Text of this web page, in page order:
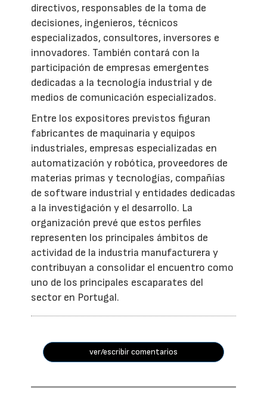
directivos, responsables de la toma de
decisiones, ingenieros, técnicos
especializados, consultores, inversores e
innovadores. También contará con la
participación de empresas emergentes
dedicadas a la tecnología industrial y de
medios de comunicación especializados.
Entre los expositores previstos figuran
fabricantes de maquinaria y equipos
industriales, empresas especializadas en
automatización y robótica, proveedores de
materias primas y tecnologías, compañías
de software industrial y entidades dedicadas
a la investigación y el desarrollo. La
organización prevé que estos perfiles
representen los principales ámbitos de
actividad de la industria manufacturera y
contribuyan a consolidar el encuentro como
uno de los principales escaparates del
sector en Portugal.
ver/escribir comentarios